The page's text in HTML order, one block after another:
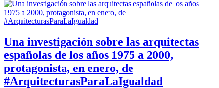
Una investigación sobre las arquitectas
españolas de los años 1975 a 2000,
protagonista, en enero, de
#ArquitecturasParaLaIgualdad